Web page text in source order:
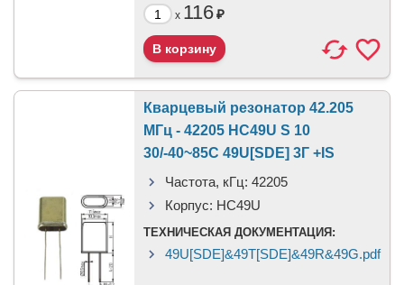
x 116₽
Кварцевый резонатор 42.205
МГц - 42205 HC49U S 10
30/-40~85C 49U[SDE] 3Г +IS
Частота, кГц: 42205
Корпус: HC49U
ТЕХНИЧЕСКАЯ ДОКУМЕНТАЦИЯ:
49U[SDE]&49T[SDE]&49R&49G.pdf